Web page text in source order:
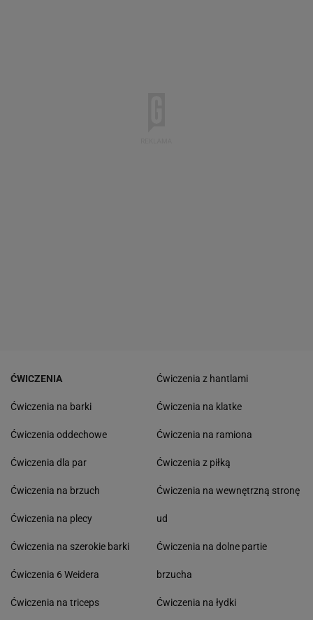
ĆWICZENIA
Ćwiczenia na barki
Ćwiczenia oddechowe
Ćwiczenia dla par
Ćwiczenia na brzuch
Ćwiczenia na plecy
Ćwiczenia na szerokie barki
Ćwiczenia 6 Weidera
Ćwiczenia na triceps
Ćwiczenia z hantlami
Ćwiczenia na klatke
Ćwiczenia na ramiona
Ćwiczenia z piłką
Ćwiczenia na wewnętrzną stronę
ud
Ćwiczenia na dolne partie
brzucha
Ćwiczenia na łydki